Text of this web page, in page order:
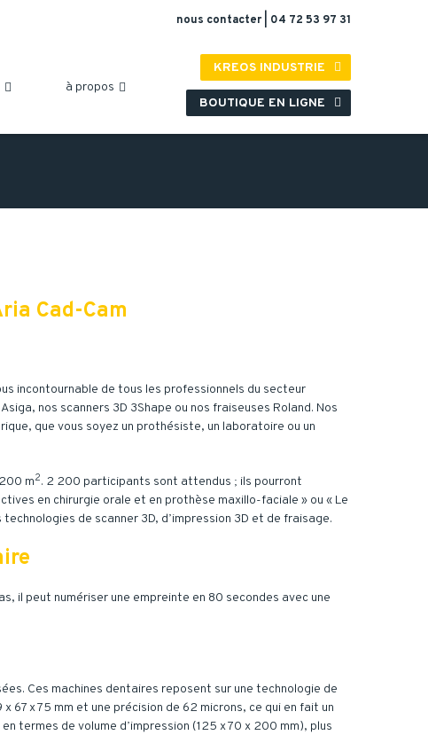
nous contacter 04 72 53 97 31
 à propos 
KREOS INDUSTRIE 
BOUTIQUE EN LIGNE 
Cad-Cam
incontournable de tous les professionnels du secteur
nos scanners 3D 3Shape ou nos fraiseuses Roland. Nos
que vous soyez un prothésiste, un laboratoire ou un
m2. 2 200 participants sont attendus ; ils pourront
en chirurgie orale et en prothèse maxillo-faciale » ou « Le
de scanner 3D, d’impression 3D et de fraisage.
il peut numériser une empreinte en 80 secondes avec une
Ces machines dentaires reposent sur une technologie de
67 x 75 mm et une précision de 62 microns, ce qui en fait un
termes de volume d’impression (125 x 70 x 200 mm), plus